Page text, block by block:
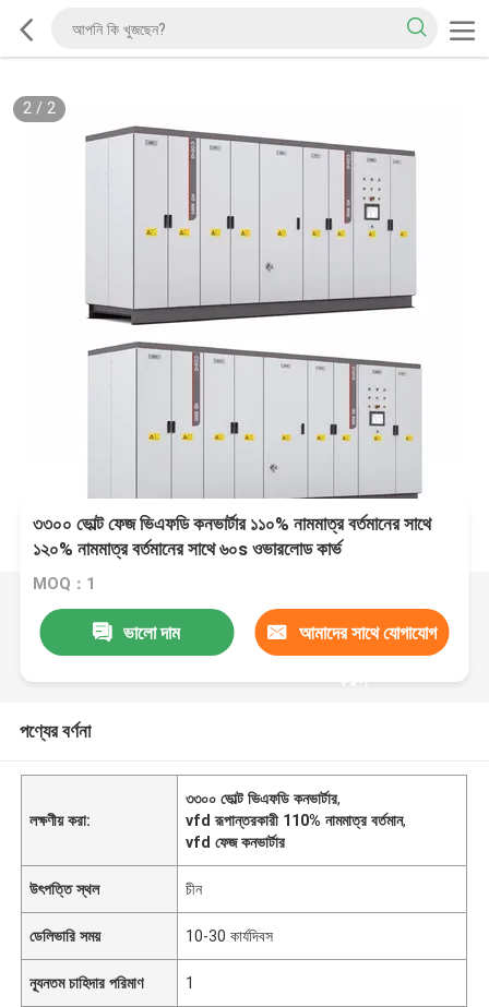
2/ 2
৩৩০০ ভোল্ট ফেজ ভিএফডি কনভার্টার ১১০% নামমাত্র বর্তমানের সাথে
১২০% নামমাত্র বর্তমানের সাথে ৬০s ওভারলোড কার্ভ
MOQ：1
ভালো দাম আমাদের সাথে যোগাযোগ
করুন
পণ্যের বর্ণনা
লক্ষণীয় করা:
৩৩০০ ভোল্ট ভিএফডি কনভার্টার,
vfd রূপান্তরকারী 110% নামমাত্র বর্তমান,
vfd ফেজ কনভার্টার
উৎপত্তি স্থল চীন
ডেলিভারি সময় 10-30 কার্যদিবস
ন্যূনতম চাহিদার পরিমাণ 1